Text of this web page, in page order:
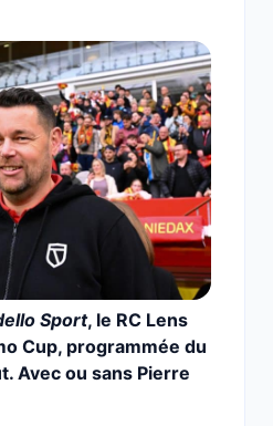
Sport, le RC Lens
Cup, programmée du
Avec ou sans Pierre